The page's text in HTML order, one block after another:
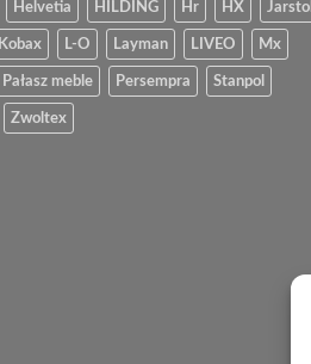
Helvetia HILDING Hr HX Jarstol
Kobax L-O Layman LIVEO Mx
Pałasz meble Persempra Stanpol
Zwoltex